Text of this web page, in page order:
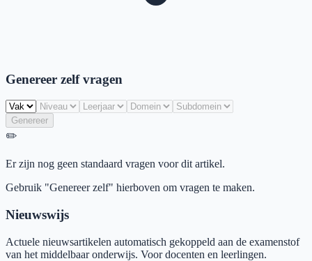
Genereer zelf vragen
Genereer
✏️
Er zijn nog geen standaard vragen voor dit artikel.
Gebruik "Genereer zelf" hierboven om vragen te maken.
Nieuwswijs
Actuele nieuwsartikelen automatisch gekoppeld aan de examenstof
van het middelbaar onderwijs. Voor docenten en leerlingen.